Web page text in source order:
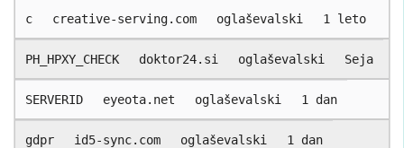
c creative-serving.com oglaševalski 1 leto
PH_HPXY_CHECK doktor24.si oglaševalski Seja
SERVERID eyeota.net oglaševalski 1 dan
gdpr id5-sync.com oglaševalski 1 dan